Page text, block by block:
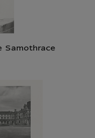
Samothrace